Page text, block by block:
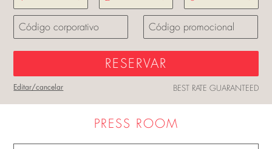
RESERVAR
Editar/cancelar BEST RATE GUARANTEED
PRESS ROOM